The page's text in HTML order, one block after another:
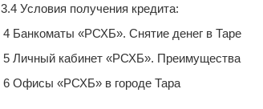
3.4 Условия получения кредита:
4 Банкоматы «РСХБ». Снятие денег в Таре
5 Личный кабинет «РСХБ». Преимущества
6 Офисы «РСХБ» в городе Тара